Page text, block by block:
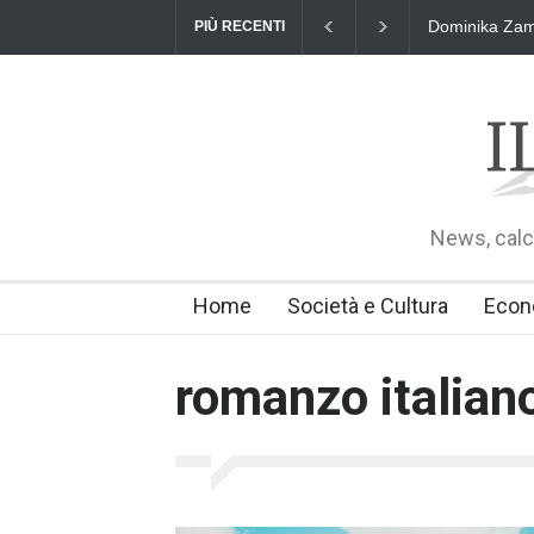
PIÙ RECENTI Dominika
News,
Home Società e Cultura
romanzo